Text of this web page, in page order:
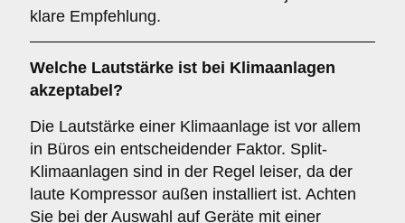
klare Empfehlung.
Welche Lautstärke ist bei Klimaanlagen
akzeptabel?
Die Lautstärke einer Klimaanlage ist vor allem
in Büros ein entscheidender Faktor. Split-
Klimaanlagen sind in der Regel leiser, da der
laute Kompressor außen installiert ist. Achten
Sie bei der Auswahl auf Geräte mit einer